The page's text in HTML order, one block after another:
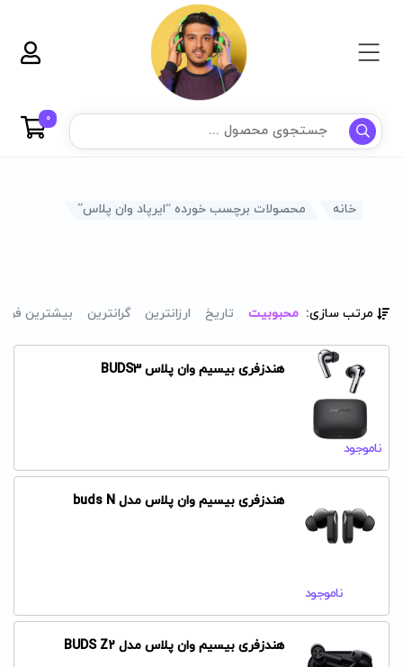
0
خانه محصولات برچسب خورده “ایرپاد وان پلاس”
مرتب سازی: محبوبیت تاریخ ارزانترین گرانترین بیشترین
هندزفری بیسیم وان پلاس BUDS3
ناموجود
هندزفری بیسیم وان پلاس مدل buds N
ناموجود
هندزفری بیسیم وان پلاس مدل BUDS Z2